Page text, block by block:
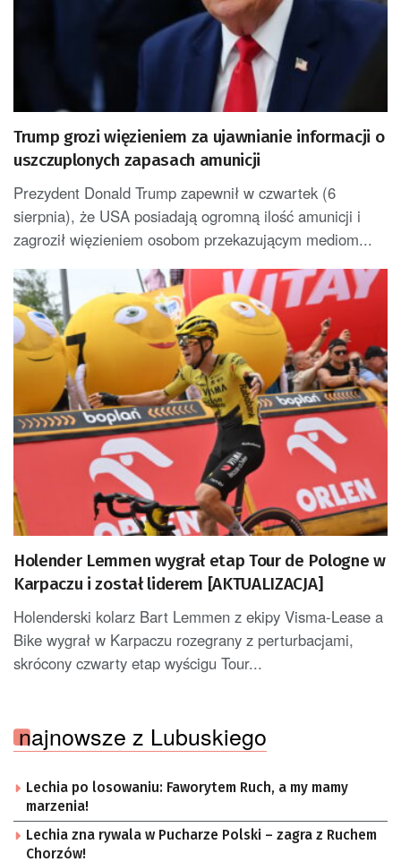
Trump grozi więzieniem za ujawnianie informacji o
uszczuplonych zapasach amunicji
Prezydent Donald Trump zapewnił w czwartek (6
sierpnia), że USA posiadają ogromną ilość amunicji i
zagroził więzieniem osobom przekazującym mediom...
Holender Lemmen wygrał etap Tour de Pologne w
Karpaczu i został liderem [AKTUALIZACJA]
Holenderski kolarz Bart Lemmen z ekipy Visma-Lease a
Bike wygrał w Karpaczu rozegrany z perturbacjami,
skrócony czwarty etap wyścigu Tour...
najnowsze z Lubuskiego
Lechia po losowaniu: Faworytem Ruch, a my mamy
marzenia!
Lechia zna rywala w Pucharze Polski – zagra z Ruchem
Chorzów!